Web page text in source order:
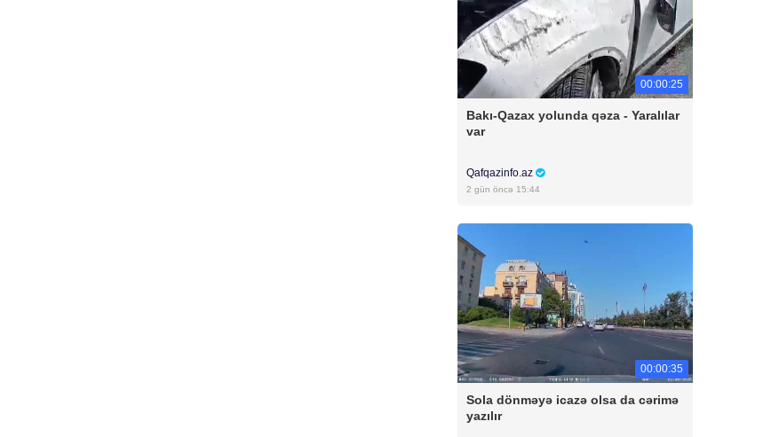
00:00:25
Bakı-Qazax yolunda qəza - Yaralılar
var
Qafqazinfo.az
2 gün öncə 15:44
00:00:35
Sola dönməyə icazə olsa da cərimə
yazılır